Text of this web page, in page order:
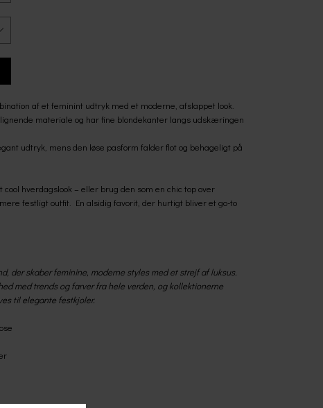
af et feminint udtryk med et moderne, afslappet look.
materiale og har fine blondekanter langs udskæringen
udtryk, mens den løse pasform falder flot og behageligt på
hverdagslook – eller brug den som en chic top over
festligt outfit. En alsidig favorit, der hurtigt bliver et go-to
der skaber feminine, moderne styles med et strejf af luksus.
med trends og farver fra hele verden, og kollektionerne
til elegante festkjoler.